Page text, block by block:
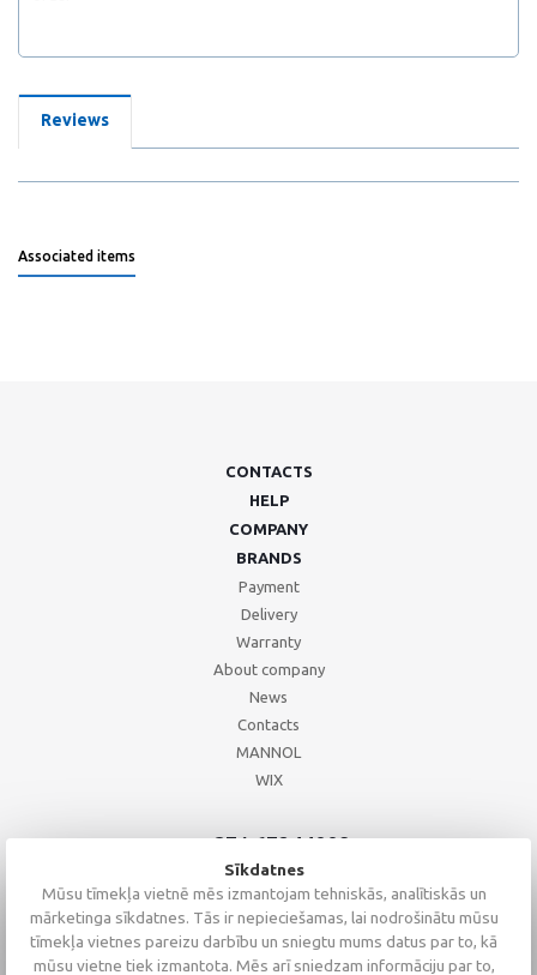
Reviews
Associated items
CONTACTS
HELP
COMPANY
BRANDS
Payment
Delivery
Warranty
About company
News
Contacts
MANNOL
WIX
+371 67244008
+371 67271055
+371 26002793
Sīkdatnes
Mūsu tīmekļa vietnē mēs izmantojam tehniskās, analītiskās un
mārketinga sīkdatnes. Tās ir nepieciešamas, lai nodrošinātu mūsu
tīmekļa vietnes pareizu darbību un sniegtu mums datus par to, kā
mūsu vietne tiek izmantota. Mēs arī sniedzam informāciju par to,